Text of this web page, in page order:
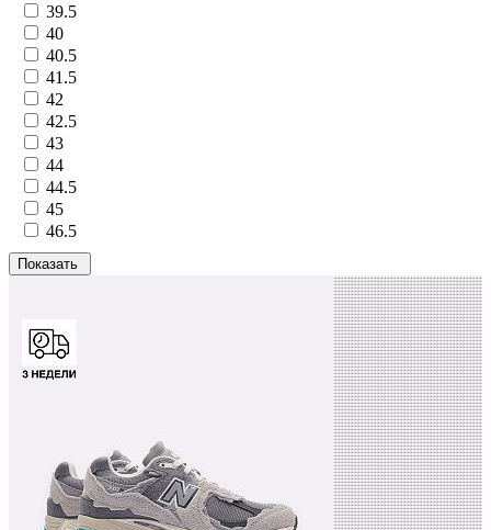
39.5
40
40.5
41.5
42
42.5
43
44
44.5
45
46.5